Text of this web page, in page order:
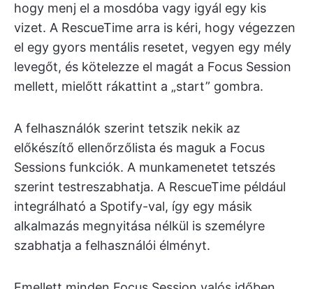
hogy menj el a mosdóba vagy igyál egy kis
vizet. A RescueTime arra is kéri, hogy végezzen
el egy gyors mentális resetet, vegyen egy mély
levegőt, és kötelezze el magát a Focus Session
mellett, mielőtt rákattint a „start” gombra.
A felhasználók szerint tetszik nekik az
előkészítő ellenőrzőlista és maguk a Focus
Sessions funkciók. A munkamenetet tetszés
szerint testreszabhatja. A RescueTime például
integrálható a Spotify-val, így egy másik
alkalmazás megnyitása nélkül is személyre
szabhatja a felhasználói élményt.